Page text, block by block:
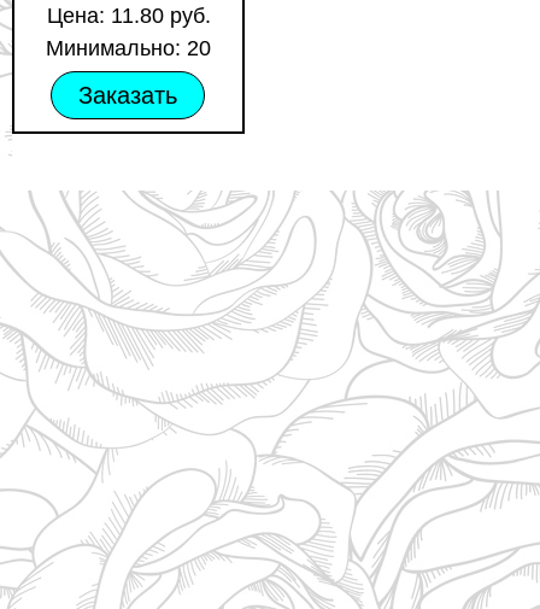
Цена: 11.80 руб.
Минимально: 20
Заказать